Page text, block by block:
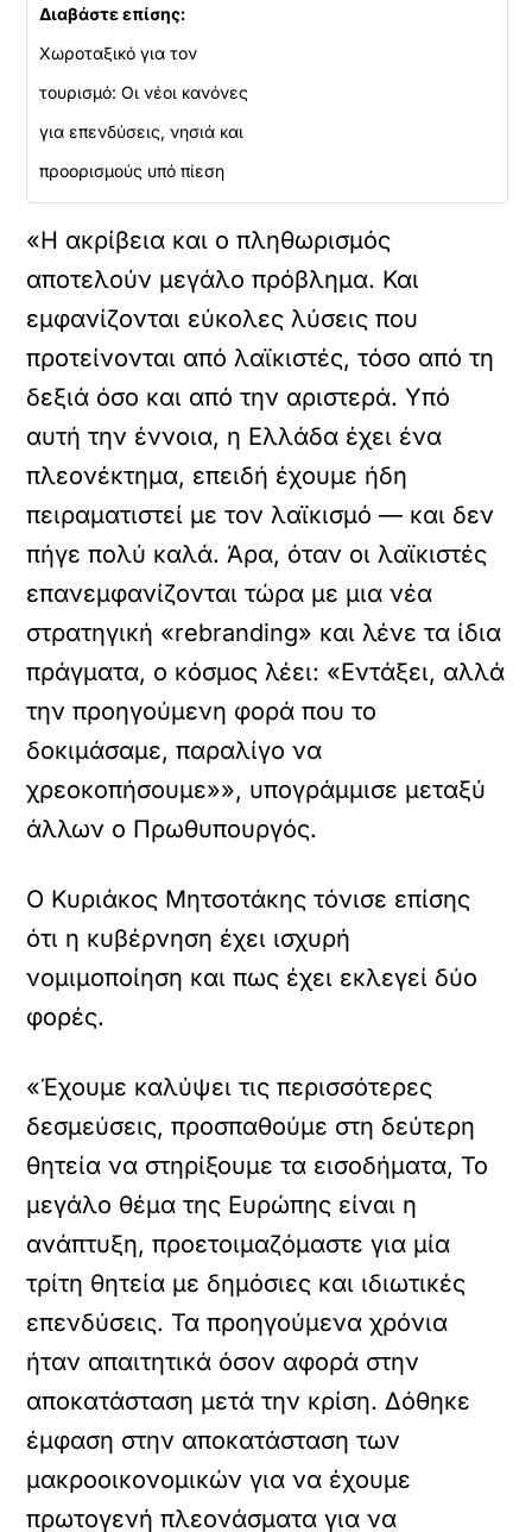
Διαβάστε επίσης:
Χωροταξικό για τον
τουρισμό: Οι νέοι κανόνες
για επενδύσεις, νησιά και
προορισμούς υπό πίεση
«Η ακρίβεια και ο πληθωρισμός
αποτελούν μεγάλο πρόβλημα. Και
εμφανίζονται εύκολες λύσεις που
προτείνονται από λαϊκιστές, τόσο από τη
δεξιά όσο και από την αριστερά. Υπό
αυτή την έννοια, η Ελλάδα έχει ένα
πλεονέκτημα, επειδή έχουμε ήδη
πειραματιστεί με τον λαϊκισμό — και δεν
πήγε πολύ καλά. Άρα, όταν οι λαϊκιστές
επανεμφανίζονται τώρα με μια νέα
στρατηγική «rebranding» και λένε τα ίδια
πράγματα, ο κόσμος λέει: «Εντάξει, αλλά
την προηγούμενη φορά που το
δοκιμάσαμε, παραλίγο να
χρεοκοπήσουμε»», υπογράμμισε μεταξύ
άλλων ο Πρωθυπουργός.
Ο Κυριάκος Μητσοτάκης τόνισε επίσης
ότι η κυβέρνηση έχει ισχυρή
νομιμοποίηση και πως έχει εκλεγεί δύο
φορές.
«Έχουμε καλύψει τις περισσότερες
δεσμεύσεις, προσπαθούμε στη δεύτερη
θητεία να στηρίξουμε τα εισοδήματα, Το
μεγάλο θέμα της Ευρώπης είναι η
ανάπτυξη, προετοιμαζόμαστε για μία
τρίτη θητεία με δημόσιες και ιδιωτικές
επενδύσεις. Τα προηγούμενα χρόνια
ήταν απαιτητικά όσον αφορά στην
αποκατάσταση μετά την κρίση. Δόθηκε
έμφαση στην αποκατάσταση των
μακροοικονομικών για να έχουμε
πρωτογενή πλεονάσματα για να